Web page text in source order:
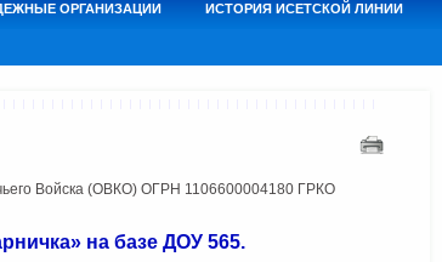
ОРГАНИЗАЦИИ ИСТОРИЯ ИСЕТСКОЙ ЛИНИИ
Войска (ОВКО) ОГРН 1106600004180 ГРКО
на базе ДОУ 565.